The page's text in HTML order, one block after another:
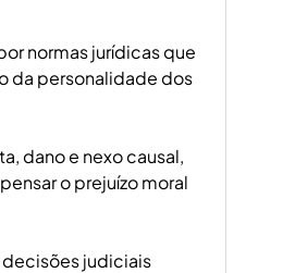
normas jurídicas que
da personalidade dos
dano e nexo causal,
o prejuízo moral
decisões judiciais